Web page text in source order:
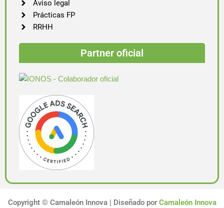
Aviso legal
Prácticas FP
RRHH
Partner oficial
Copyright © Camaleón Innova | Diseñado porCamaleón Innova